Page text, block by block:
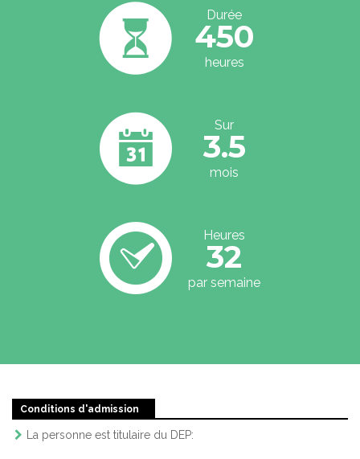
Durée
450
heures
Sur
3.5
mois
Heures
32
par semaine
Conditions d'admission
La personne est titulaire du DEP: